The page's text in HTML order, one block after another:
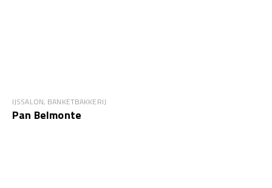
IJSSALON, BANKETBAKKERIJ
Pan Belmonte